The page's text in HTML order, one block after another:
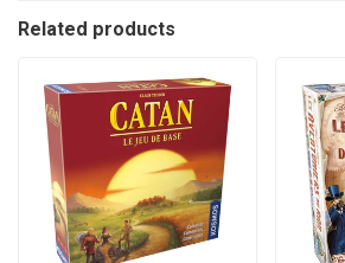
Related products